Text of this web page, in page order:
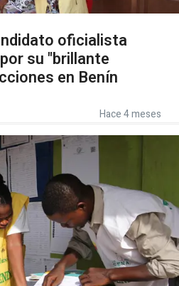
oficialista
su "brillante
en Benín
Hace 4 meses